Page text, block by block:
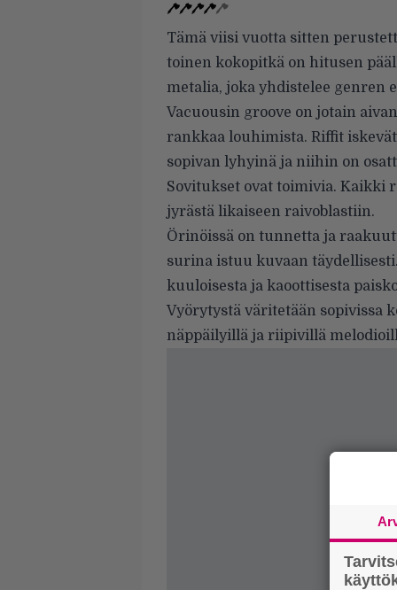
Tämä viisi vuotta sitten
toinen kokopitkä on hitusen
metalia, joka yhdistelee genren
Vacuousin groove on jotain
rankkaa louhimista. Riffit
sopivan lyhyinä ja niihin on
Sovitukset ovat toimivia. Kaikki
jyrästä likaiseen raivoblastiin.
Örinöissä on tunnetta ja
surina istuu kuvaan
kuuloisesta ja kaoottisesta
Vyörytystä väritetään sopivissa
näppäilyillä ja riipivillä